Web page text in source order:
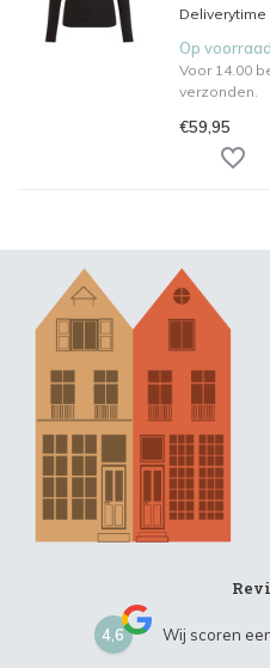
Deliverytime
Op voorraad
Voor 14.00
verzonden.
€59,95
4,6 Wij scoren